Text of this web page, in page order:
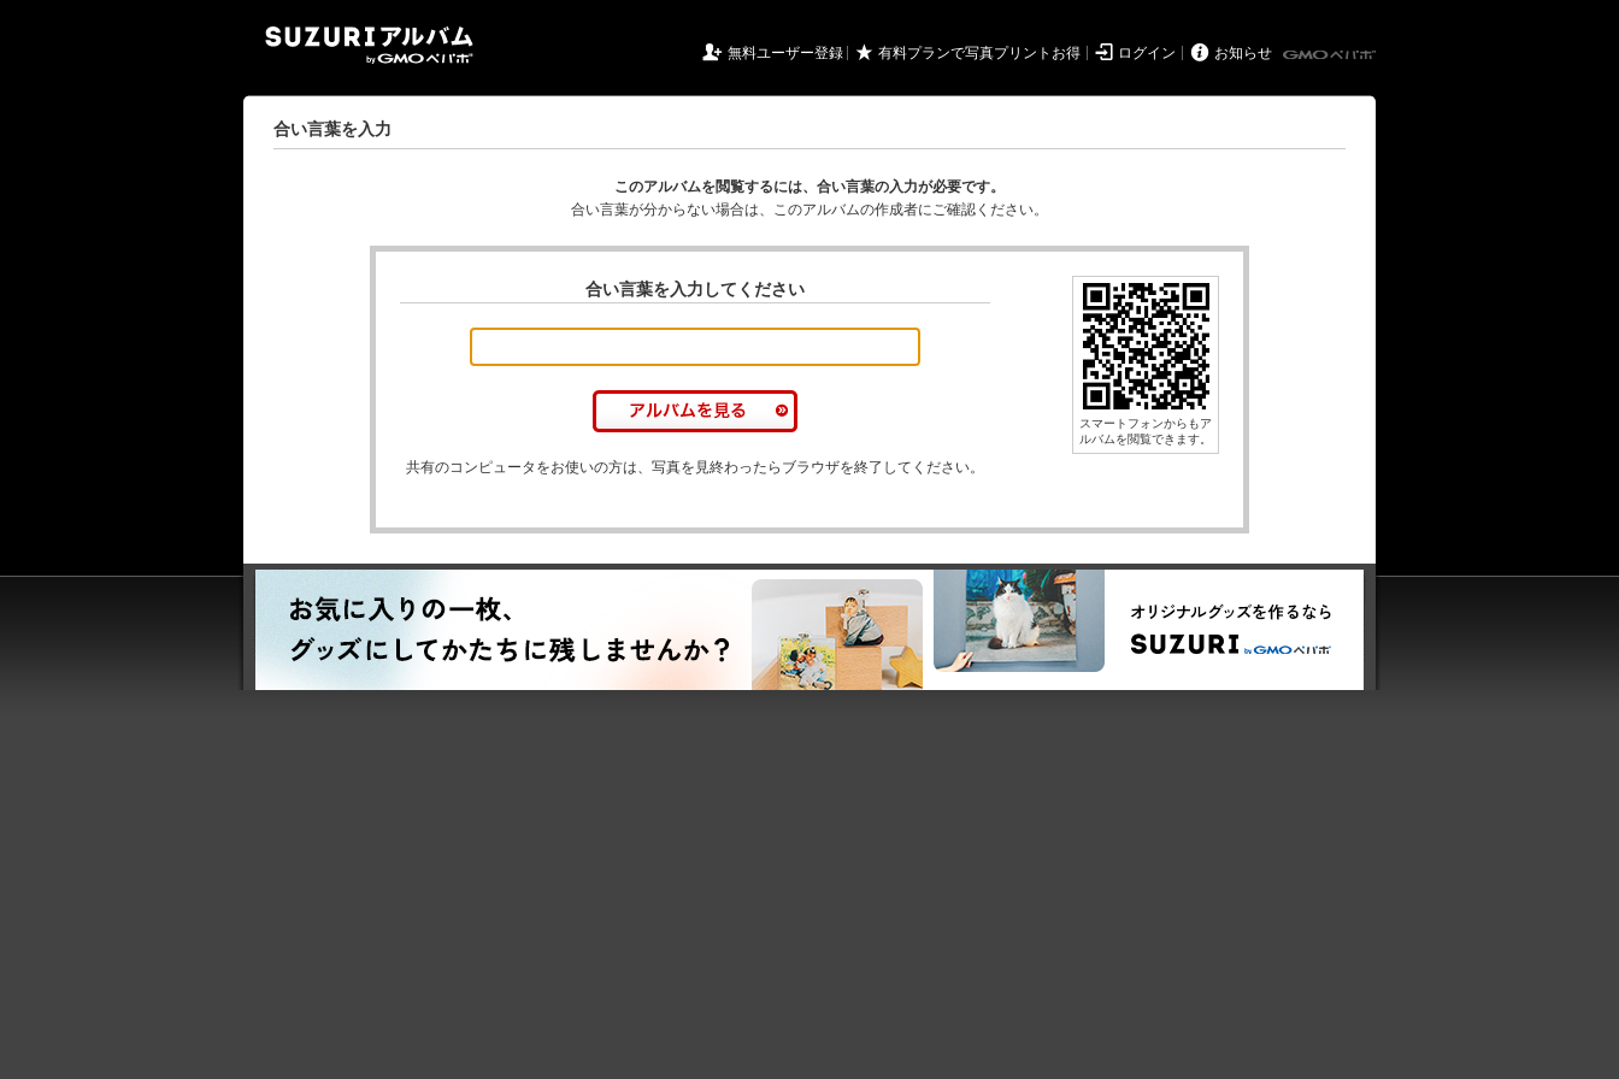
 無料ユーザー登録 ★ 有料プランで写真プリントお得  ログイン  お知らせ
合い言葉を入力
このアルバムを閲覧するには、合い言葉の入力が必要です。
合い言葉が分からない場合は、このアルバムの作成者にご確認ください。
合い言葉を入力してください
共有のコンピュータをお使いの方は、写真を見終わったらブラウザを終了してください。
スマートフォンからもア
ルバムを閲覧できます。